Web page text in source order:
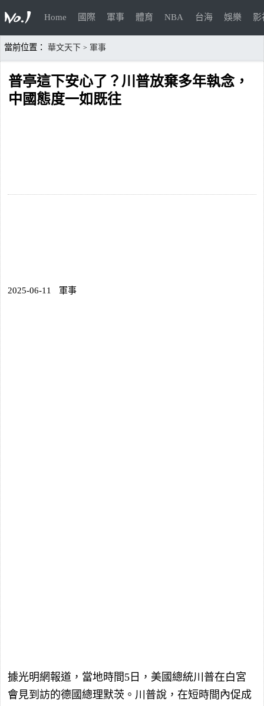
Home 國際 軍事 體育 NBA 台海 娛樂 影
當前位置： 華文天下 > 軍事
普亭這下安心了？川普放棄多年執念，
中國態度一如既往
2025-06-11 軍事
據光明網報道，當地時間5日，美國總統川普在白宮
會見到訪的德國總理默茨。川普說，在短時間內促成